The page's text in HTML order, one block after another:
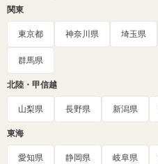
関東
東京都 神奈川県 埼玉県
群馬県
北陸・甲信越
山梨県 長野県 新潟県
東海
愛知県 静岡県 岐阜県